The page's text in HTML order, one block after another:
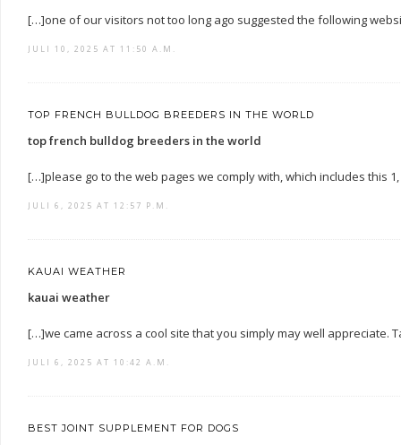
[…]one of our visitors not too long ago suggested the following
JULI 10, 2025 AT 11:50 A.M.
TOP FRENCH BULLDOG BREEDERS IN THE WORLD
top french bulldog breeders in the world
[…]please go to the web pages we comply with, which includes this
JULI 6, 2025 AT 12:57 P.M.
KAUAI WEATHER
kauai weather
[…]we came across a cool site that you simply may well appreciate.
JULI 6, 2025 AT 10:42 A.M.
BEST JOINT SUPPLEMENT FOR DOGS